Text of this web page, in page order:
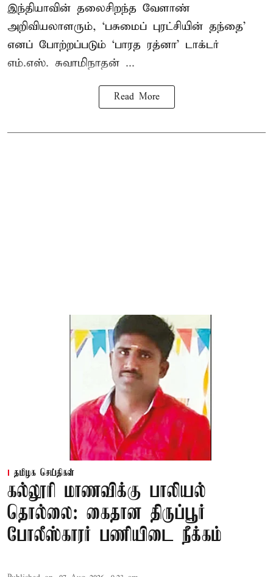
இந்தியாவின் தலைசிறந்த வேளாண்
அறிவியலாளரும், ‘பசுமைப் புரட்சியின் தந்தை’
எனப் போற்றப்படும் ‘பாரத ரத்னா’ டாக்டர்
எம்.எஸ். சுவாமிநாதன் ...
Read More
தமிழக செய்திகள்
கல்லூரி மாணவிக்கு பாலியல்
தொல்லை: கைதான திருப்பூர்
போலீஸ்காரர் பணியிடை நீக்கம்